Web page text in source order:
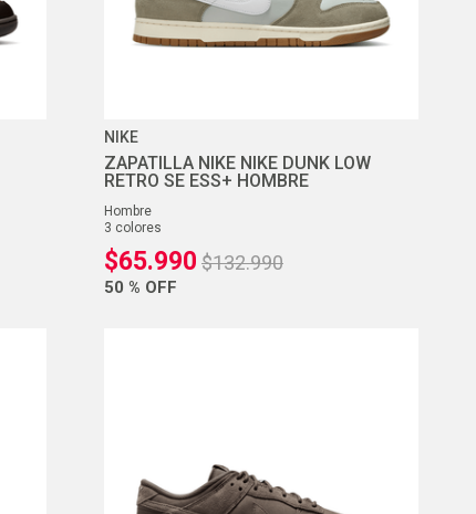
NIKE
ZAPATILLA NIKE NIKE DUNK LOW
RETRO SE ESS+ HOMBRE
hombre
3 colores
$65.990 $132.990
50 % OFF